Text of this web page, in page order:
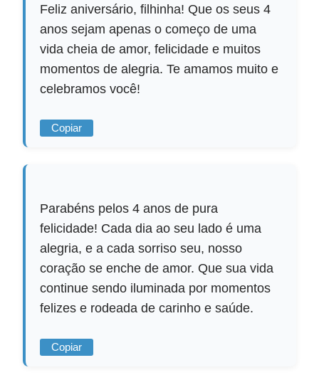
Feliz aniversário, filhinha! Que os seus 4
anos sejam apenas o começo de uma
vida cheia de amor, felicidade e muitos
momentos de alegria. Te amamos muito e
celebramos você!
Copiar
Parabéns pelos 4 anos de pura
felicidade! Cada dia ao seu lado é uma
alegria, e a cada sorriso seu, nosso
coração se enche de amor. Que sua vida
continue sendo iluminada por momentos
felizes e rodeada de carinho e saúde.
Copiar